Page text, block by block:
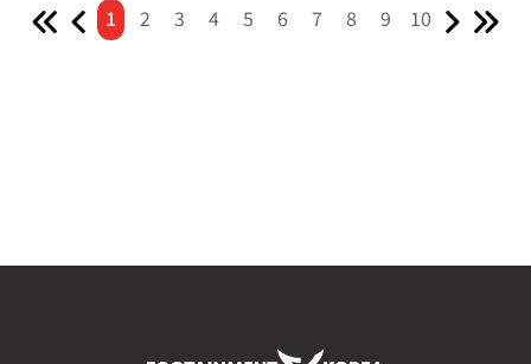
1 2 3 4 5 6 7 8 9 10